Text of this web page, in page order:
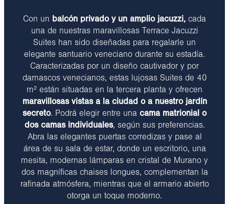
Con un balcón privado y un amplio jacuzzi, cada
una de nuestras maravillosas Terrace Jacuzzi
Suites han sido diseñadas para regalarle un
elegante santuario veneciano durante su estadía.
Caracterizadas por un diseño cautivador y por
damascos venecianos, estas lujosas Suites de 40
m² están situadas en la tercera planta y ofrecen
maravillosas vistas a la ciudad o a nuestro jardín
secreto. Podrá elegir entre una cama matrionial o
dos camas individuales, según sus preferencias.
Abra las elegantes puertas corredizas y pase al
área de su sala de estar, donde un escritorio, una
mesita, modernas lámparas en cristal de Murano y
dos magníficas chaises longues, complementan la
rafinada atmósfera, mientras que el armario abierto
otorga un toque moderno.